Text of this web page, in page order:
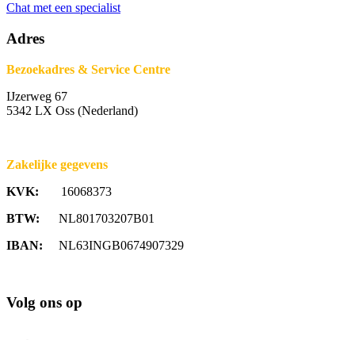
Chat met een specialist
Adres
Bezoekadres & Service Centre
IJzerweg 67
5342 LX Oss (Nederland)
Zakelijke gegevens
KVK: 16068373
BTW: NL801703207B01
IBAN: NL63INGB0674907329
Volg ons op